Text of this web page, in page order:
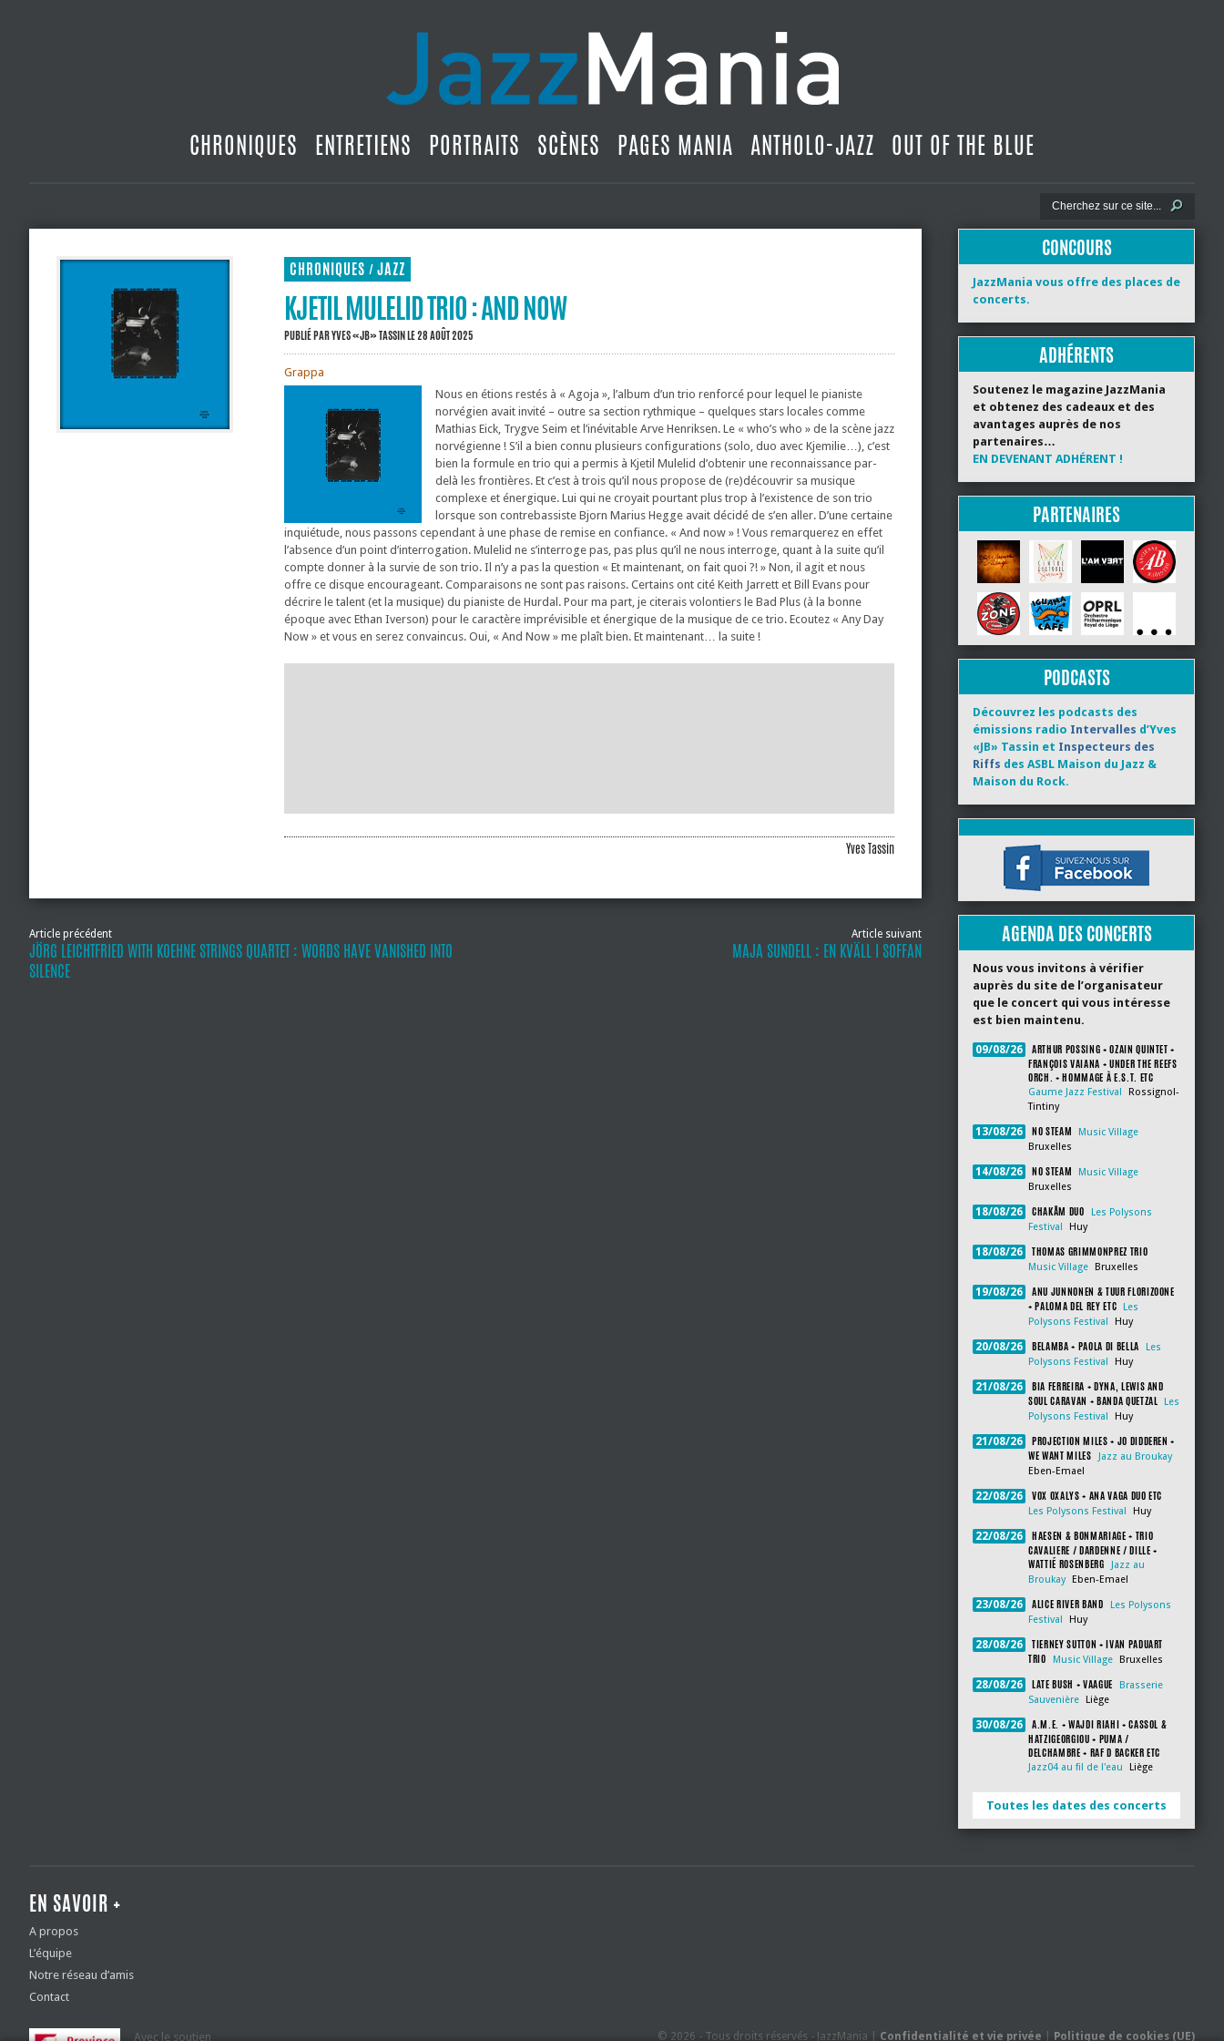
CHRONIQUES ENTRETIENS PORTRAITS SCÈNES PAGES MANIA ANTHOLO-JAZZ OUT OF THE BLUE
CHRONIQUES / JAZZ
KJETIL MULELID TRIO : AND NOW
PUBLIÉ PARYVES «JB» TASSINLE 28 AOÛT 2025
Grappa
Nous en étions restés à « Agoja », l’album d’un trio renforcé pour lequel le pianiste
norvégien avait invité – outre sa section rythmique – quelques stars locales comme
Mathias Eick, Trygve Seim et l’inévitable Arve Henriksen. Le « who’s who » de la scène jazz
norvégienne ! S’il a bien connu plusieurs configurations (solo, duo avec Kjemilie…), c’est
bien la formule en trio qui a permis à Kjetil Mulelid d’obtenir une reconnaissance par-
delà les frontières. Et c’est à trois qu’il nous propose de (re)découvrir sa musique
complexe et énergique. Lui qui ne croyait pourtant plus trop à l’existence de son trio
lorsque son contrebassiste Bjorn Marius Hegge avait décidé de s’en aller. D’une certaine
inquiétude, nous passons cependant à une phase de remise en confiance. « And now » ! Vous remarquerez en effet
l’absence d’un point d’interrogation. Mulelid ne s’interroge pas, pas plus qu’il ne nous interroge, quant à la suite qu’il
compte donner à la survie de son trio. Il n’y a pas la question « Et maintenant, on fait quoi ?! » Non, il agit et nous
offre ce disque encourageant. Comparaisons ne sont pas raisons. Certains ont cité Keith Jarrett et Bill Evans pour
décrire le talent (et la musique) du pianiste de Hurdal. Pour ma part, je citerais volontiers le Bad Plus (à la bonne
époque avec Ethan Iverson) pour le caractère imprévisible et énergique de la musique de ce trio. Ecoutez « Any Day
Now » et vous en serez convaincus. Oui, « And Now » me plaît bien. Et maintenant… la suite !
Yves Tassin
Article précédent
JÖRG LEICHTFRIED WITH KOEHNE STRINGS QUARTET : WORDS HAVE VANISHED INTO
SILENCE
Article suivant
MAJA SUNDELL : EN KVÄLL I SOFFAN
CONCOURS
JazzMania vous offre des places de
concerts.
ADHÉRENTS
Soutenez le magazine JazzMania
et obtenez des cadeaux et des
avantages auprès de nos
partenaires…
EN DEVENANT ADHÉRENT !
PARTENAIRES
PODCASTS
Découvrez les podcasts des
émissions radio Intervalles d’Yves
«JB» Tassin et Inspecteurs des
Riffs des ASBL Maison du Jazz &
Maison du Rock.
AGENDA DES CONCERTS
Nous vous invitons à vérifier
auprès du site de l’organisateur
que le concert qui vous intéresse
est bien maintenu.
09/08/26
ARTHUR POSSING + OZAIN QUINTET +
FRANÇOIS VAIANA + UNDER THE REEFS
ORCH. + HOMMAGE À E.S.T. ETC
Gaume Jazz Festival
Rossignol-
Tintiny
13/08/26 NO STEAM
Music Village
Bruxelles
14/08/26 NO STEAM
Music Village
Bruxelles
18/08/26 CHAKÂM DUO
Les Polysons
Festival
Huy
18/08/26 THOMAS GRIMMONPREZ TRIO
Music Village Bruxelles
19/08/26
ANU JUNNONEN & TUUR FLORIZOONE
+ PALOMA DEL REY ETC
Les
Polysons Festival
Huy
20/08/26 BELAMBA + PAOLA DI BELLA
Les
Polysons Festival
Huy
21/08/26
BIA FERREIRA + DYNA, LEWIS AND
SOUL CARAVAN + BANDA QUETZAL
Les
Polysons Festival
Huy
21/08/26
PROJECTION MILES + JO DIDDEREN +
WE WANT MILES
Jazz au Broukay
Eben-Emael
22/08/26 VOX OXALYS + ANA VAGA DUO ETC
Les Polysons Festival Huy
22/08/26
HAESEN & BONMARIAGE + TRIO
CAVALIERE / DARDENNE / DILLE +
WATTIÉ ROSENBERG
Jazz au
Broukay
Eben-Emael
23/08/26 ALICE RIVER BAND
Les Polysons
Festival
Huy
28/08/26
TIERNEY SUTTON + IVAN PADUART
TRIO
Music Village Bruxelles
28/08/26 LATE BUSH + VAAGUE
Brasserie
Sauvenière
Liège
30/08/26
A.M.E. + WAJDI RIAHI + CASSOL &
HATZIGEORGIOU + PUMA /
DELCHAMBRE + RAF D BACKER ETC
Jazz04 au fil de l'eau Liège
Toutes les dates des concerts
EN SAVOIR +
A propos
L’équipe
Notre réseau d’amis
Contact
Avec le soutien © 2026 - Tous droits réservés - JazzMania | Confidentialité et vie privée Politique de cookies (UE)